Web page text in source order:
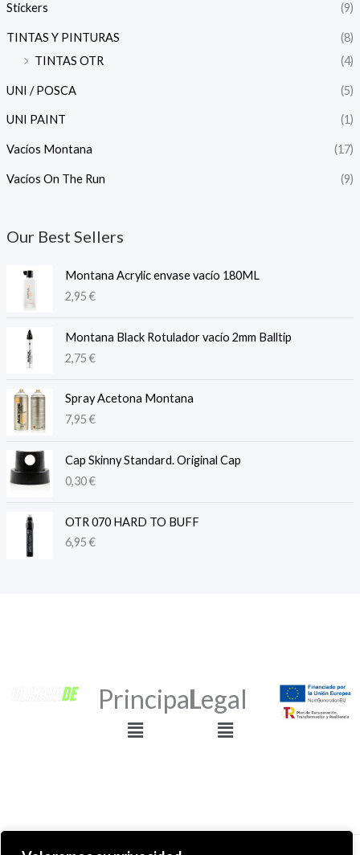
Stickers (9)
TINTAS Y PINTURAS
(8)
TINTAS OTR
(4)
UNI / POSCA (5)
UNI PAINT (1)
Vacíos Montana (17)
Vacíos On The Run (9)
Our Best Sellers
Montana Acrylic envase vacío 180ML
2,95€
Montana Black Rotulador vacío 2mm Balltip
2,75€
Spray Acetona Montana
7,95€
Cap Skinny Standard. Original Cap
0,30€
OTR 070 HARD TO BUFF
6,95€
Principal
Menú
Legal
Menú